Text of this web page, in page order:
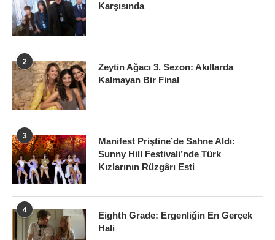
Karşısında
2
Zeytin Ağacı 3. Sezon: Akıllarda
Kalmayan Bir Final
3
Manifest Priştine’de Sahne Aldı:
Sunny Hill Festivali’nde Türk
Kızlarının Rüzgârı Esti
4
Eighth Grade: Ergenliğin En Gerçek
Hali